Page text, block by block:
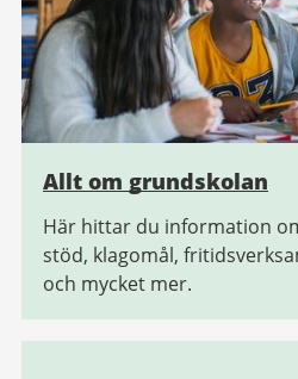
Allt om grundskolan
Här hittar du information
stöd, klagomål,
och mycket mer.